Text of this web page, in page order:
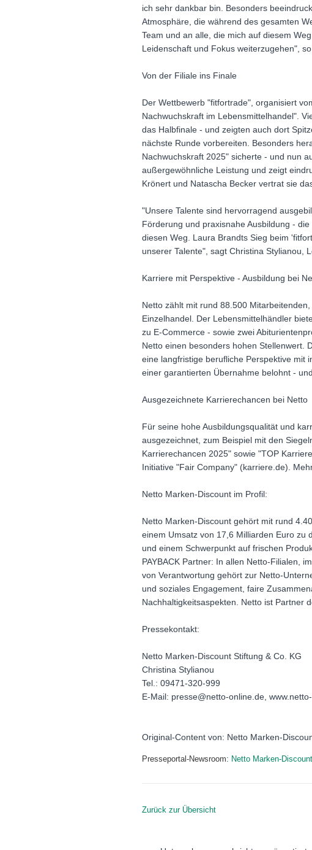
ich sehr dankbar bin. Besonders
Atmosphäre, die während des gesamten
Team und an alle, die mich auf diesem
Leidenschaft und Fokus weiterzugehen",
Von der Filiale ins Finale
Der Wettbewerb "fitfortrade", organisiert
Nachwuchskraft im Lebensmittelhandel".
das Halbfinale - und zeigten auch dort
nächste Runde vorbereiten. Besonders
Nachwuchskraft 2025" sicherte - und nun
außergewöhnliche Leistung und zeigt
Krönert und Natascha Becker vertrat sie
"Unsere Talente sind hervorragend
Förderung und praxisnahe Ausbildung -
diesen Weg. Laura Brandts Sieg beim
unserer Talente", sagt Christina Stylianou,
Karriere mit Perspektive - Ausbildung bei
Netto zählt mit rund 88.500
Einzelhandel. Der Lebensmittelhändler
zu E-Commerce - sowie zwei
Netto einen besonders hohen Stellenwert.
eine langfristige berufliche Perspektive mit
einer garantierten Übernahme belohnt -
Ausgezeichnete Karrierechancen bei Netto
Für seine hohe Ausbildungsqualität und
ausgezeichnet, zum Beispiel mit den
Karrierechancen 2025" sowie "TOP
Initiative "Fair Company" (karriere.de).
Netto Marken-Discount im Profil:
Netto Marken-Discount gehört mit rund
einem Umsatz von 17,6 Milliarden Euro zu
und einem Schwerpunkt auf frischen
PAYBACK Partner: In allen Netto-Filialen,
von Verantwortung gehört zur Netto-
und soziales Engagement, faire
Nachhaltigkeitsaspekten. Netto ist Partner
Pressekontakt:
Netto Marken-Discount Stiftung & Co. KG
Christina Stylianou
Tel.: 09471-320-999
E-Mail: presse@netto-online.de,
Original-Content von: Netto Marken-
Presseportal-Newsroom: Netto Marken-
Zurück zur Übersicht